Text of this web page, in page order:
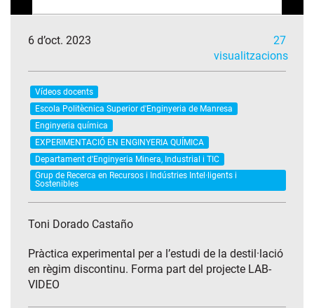
6 d’oct. 2023
27
visualitzacions
Vídeos docents
Escola Politècnica Superior d'Enginyeria de Manresa
Enginyeria química
EXPERIMENTACIÓ EN ENGINYERIA QUÍMICA
Departament d'Enginyeria Minera, Industrial i TIC
Grup de Recerca en Recursos i Indústries Intel·ligents i
Sostenibles
Toni Dorado Castaño
Pràctica experimental per a l’estudi de la destil·lació
en règim discontinu. Forma part del projecte LAB-
VIDEO